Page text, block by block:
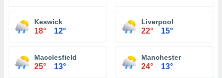
Keswick
18° 12°
Liverpool
22° 15°
Macclesfield
25° 13°
Manchester
24° 13°